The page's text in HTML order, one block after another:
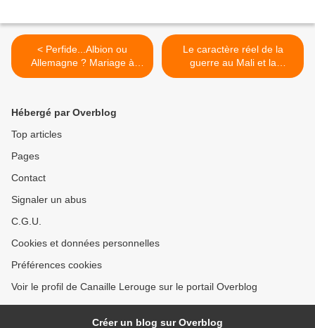
< Perfide...Albion ou
Allemagne ? Mariage à
l'anglo saxonne ?
Le caractère réel de la
guerre au Mali et la
faiblesse de sa
Hébergé par Overblog
Top articles
Pages
Contact
Signaler un abus
C.G.U.
Cookies et données personnelles
Préférences cookies
Voir le profil de Canaille Lerouge sur le portail Overblog
Créer un blog sur Overblog